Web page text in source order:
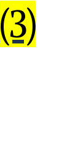
(3)